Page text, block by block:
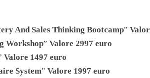
And Sales Thinking Bootcamp”
Workshop”Valore 2997 euro
Valore 1497 euro
System”Valore 1997 euro